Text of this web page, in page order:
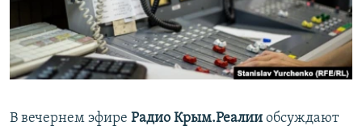
ПОБЕДИТЕЛЕЙ НЕ СУДЯТ?
КРЫМ.НЕПОКОРЕННЫЙ
ELIFBE
ПРИСОЕДИНЯЙТЕСЬ!
Все сайты RFE/RL
В вечернем эфире Радио Крым.Реалии обсуждают